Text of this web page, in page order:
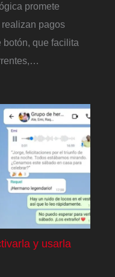
promete
pagos
que facilita
y usarla